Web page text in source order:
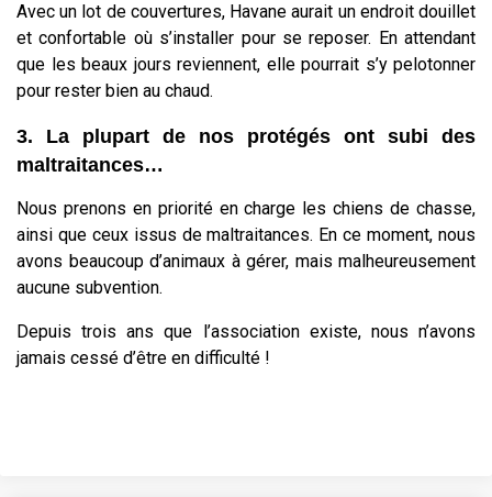
Avec un lot de couvertures, Havane aurait un endroit douillet
et confortable où s’installer pour se reposer. En attendant
que les beaux jours reviennent, elle pourrait s’y pelotonner
pour rester bien au chaud.
3. La plupart de nos protégés ont subi des
maltraitances…
Nous prenons en priorité en charge les chiens de chasse,
ainsi que ceux issus de maltraitances. En ce moment, nous
avons beaucoup d’animaux à gérer, mais malheureusement
aucune subvention.
Depuis trois ans que l’association existe, nous n’avons
jamais cessé d’être en difficulté !